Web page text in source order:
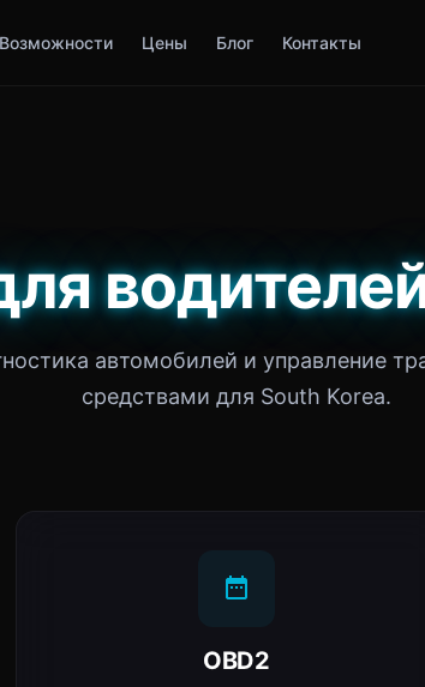
Возможности Цены Блог Контакты
автомобилей и управление
средствами для South Korea.
OBD2